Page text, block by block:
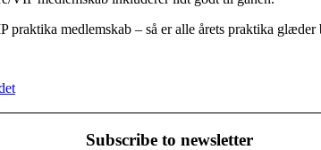
praktika medlemskab – så er alle årets praktika glæder
Subscribe to newsletter